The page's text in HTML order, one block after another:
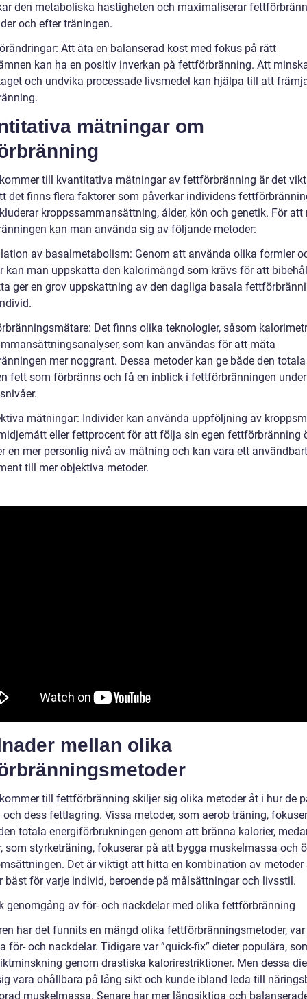
den metaboliska hastigheten och maximaliserar
och efter träningen.
Att äta en balanserad kost med fokus på rätt
kan ha en positiv inverkan på fettförbränning. Att
och undvika processade livsmedel kan hjälpa till att
mätningar om
till kvantitativa mätningar av fettförbränning är det
det finns flera faktorer som påverkar individens
kroppssammansättning, ålder, kön och genetik. För att
kan man använda sig av följande metoder:
av basalmetabolism: Genom att använda olika formler
kan man uppskatta den kalorimängd som krävs för att
ger en grov uppskattning av den dagliga basala
Det finns olika teknologier, såsom
som kan användas för att mäta
mer noggrant. Dessa metoder kan ge både den totala
fett som förbränns och få en inblick i fettförbränningen
mätningar: Individer kan använda uppföljning av
eller fettprocent för att följa sin egen fettförbränning
en mer personlig nivå av mätning och kan vara ett användbart
till mer objektiva metoder.
mellan olika
till fettförbränning skiljer sig olika metoder åt i hur de
och dess fettlagring. Vissa metoder, som aerob träning,
totala energiförbrukningen genom att bränna kalorier,
som styrketräning, fokuserar på att bygga muskelmassa och
Det är viktigt att hitta en kombination av metoder
bäst för varje individ, beroende på målsättningar och livsstil.
genomgång av för- och nackdelar med olika fettförbränning
har det funnits en mängd olika fettförbränningsmetoder,
för- och nackdelar. Tidigare var ”quick-fix” dieter populära,
genom drastiska kalorirestriktioner. Men dessa
vara ohållbara på lång sikt och kunde ibland leda till
muskelmassa. Senare har mer långsiktiga och